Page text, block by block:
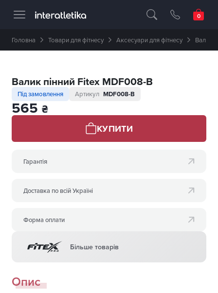
Професійне спортивне обладнання
Головна Товари для фітнесу Аксесуари для фітнесу Валик
Валик пінний Fitex MDF008-B
Під замовлення Артикул MDF008-B
565 ₴
КУПИТИ
Гарантія
Доставка по всій Україні
Форма оплати
Більше товарів
Опис